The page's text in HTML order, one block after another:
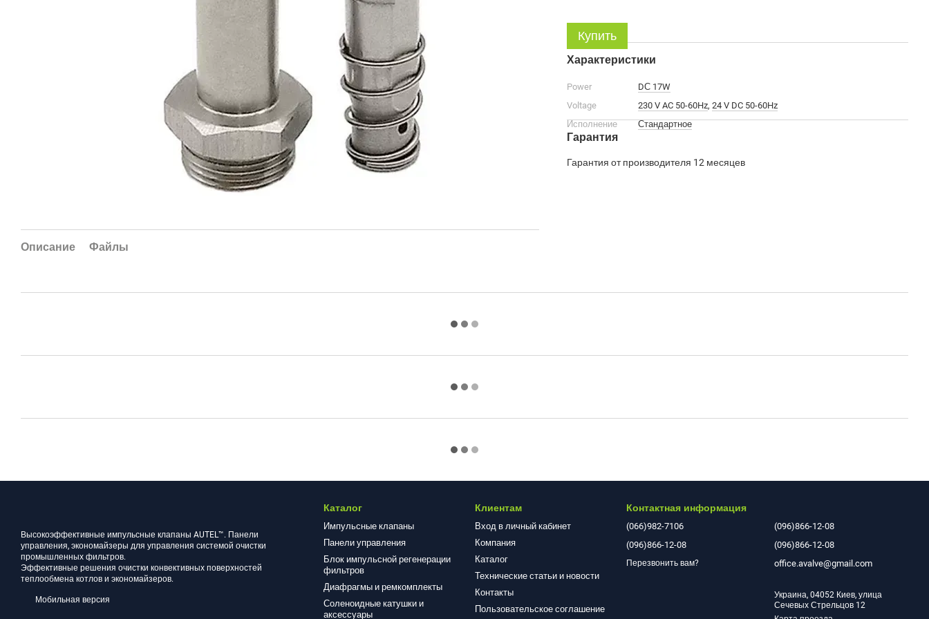
Описание Файлы
Купить
Характеристики
Power
DС 17W
Voltage
230 V AC 50-60Hz,24 V DC 50-60Hz
Исполнение
Стандартное
Гарантия
Гарантия от производителя 12 месяцев
Высокоэффективные импульсные клапаны AUTEL™. Панели
управления, экономайзеры для управления системой очистки
промышленных фильтров.
Эффективные решения очистки конвективных поверхностей
теплообмена котлов и экономайзеров.
Мобильная версия
Каталог
Импульсные клапаны
Панели управления
Блок импульсной регенерации
фильтров
Диафрагмы и ремкомплекты
Соленоидные катушки и
аксессуары
Клиентам
Вход в личный кабинет
Компания
Каталог
Технические статьи и новости
Контакты
Пользовательское соглашение
Контактная информация
(066)982-7106
(096)866-12-08
Перезвонить вам?
(096)866-12-08
(096)866-12-08
office.avalve@gmail.com
Украина, 04052 Киев, улица
Сечевых Стрельцов 12